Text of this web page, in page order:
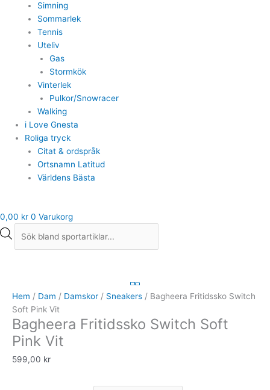
Simning
Sommarlek
Tennis
Uteliv
Gas
Stormkök
Vinterlek
Pulkor/Snowracer
Walking
i Love Gnesta
Roliga tryck
Citat & ordspråk
Ortsnamn Latitud
Världens Bästa
0,00 kr 0 Varukorg
Hem / Dam / Damskor / Sneakers / Bagheera Fritidssko Switch
Soft Pink Vit
Bagheera Fritidssko Switch Soft
Pink Vit
599,00 kr
Switch
Soft
Pink
Vit
mängd